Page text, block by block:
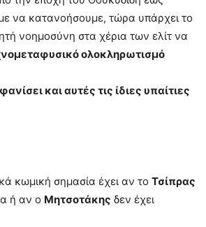
να κατανοήσουμε, τώρα υπάρχει το
νοημοσύνη στα χέρια των ελίτ να
ολοκληρωτισμό
και αυτές τις ίδιες υπαίτιες
κωμική σημασία έχει αν το Τσίπρας
ή αν ο Μητσοτάκης δεν έχει